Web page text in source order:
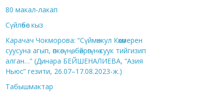
80 макал-лакап
Сүйлөбөс кыз
Карачач Чокморова: “Сүймөнкул Көкөмерен
суусуна агып, өпкөсүнө, бөйрөгүнө суук тийгизип
алган…” (Динара БЕЙШЕНАЛИЕВА, “Азия
Ньюс” гезити, 26.07–17.08.2023-ж.)
Табышмактар